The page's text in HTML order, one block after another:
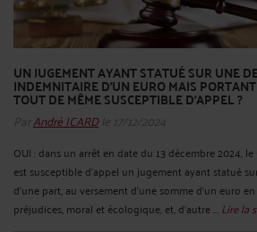
UN JUGEMENT AYANT STATUÉ SUR UNE
INDEMNITAIRE D'UN EURO MAIS
TOUT DE MÊME SUSCEPTIBLE D’APPEL ?
ParAndré ICARDle 17/12/2024
OUI : dans un arrêt en date du 13 décembre 2024, le
est susceptible d’appel un jugement ayant statué
d’une part, au versement d’une somme d’un euro
préjudices, moral et écologique, et, d’autre ... Lire la